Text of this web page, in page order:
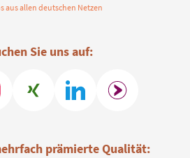
aus allen deutschen Netzen
Sie uns auf:
prämierte Qualität: